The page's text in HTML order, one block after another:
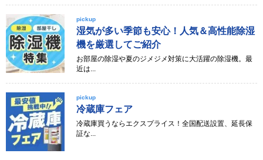
pickup
湿気が多い季節も安心！人気＆高性能除湿
機を厳選してご紹介
お部屋の除湿や夏のジメジメ対策に大活躍の除湿機。最
近は...
pickup
冷蔵庫フェア
冷蔵庫買うならエクスプライス！全国配送設置、延長保
証な...